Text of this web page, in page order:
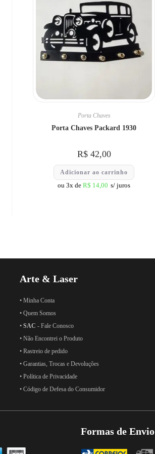
Porta Chaves
Porta Chaves Packard 1930
R$42,00
Adicionar ao carrinho
ou 3x deR$ 14,00 s/ juros
Arte & Laser
• Minha Conta
• Quem Somos
• SAC - Fale Conosco
• Não Encontrei o Produto
• Rastreio de pedido
• Garantias, Trocas e Devoluções
• Política de Privacidade
• Código de Defesa do Consumidor
Formas de Envio